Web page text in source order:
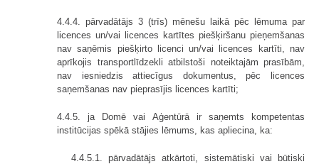
4.4.4. pārvadātājs 3 (trīs) mēnešu laikā pēc lēmuma par
licences un/vai licences kartītes piešķiršanu pieņemšanas
nav saņēmis piešķirto licenci un/vai licences kartīti, nav
aprīkojis transportlīdzekli atbilstoši noteiktajām prasībām,
nav iesniedzis attiecīgus dokumentus, pēc licences
saņemšanas nav pieprasījis licences kartīti;
4.4.5. ja Domē vai Aģentūrā ir saņemts kompetentas
institūcijas spēkā stājies lēmums, kas apliecina, ka:
4.4.5.1. pārvadātājs atkārtoti, sistemātiski vai būtiski